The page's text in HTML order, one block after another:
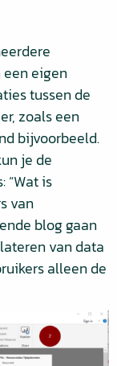
eigen
tussen de
zoals een
bijvoorbeeld.
je de
“Wat is
van
blog gaan
van data
alleen de